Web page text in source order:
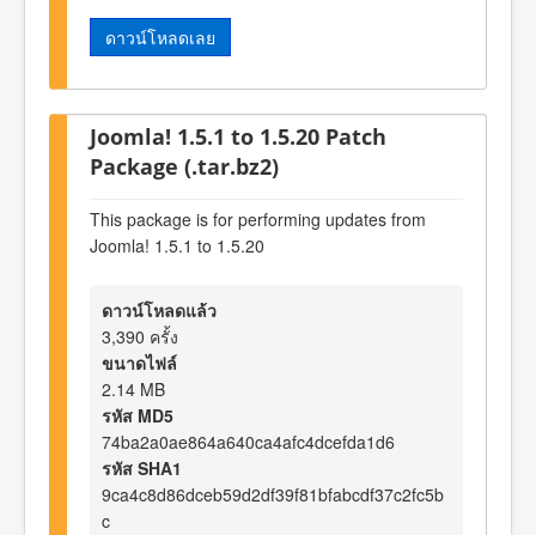
ดาวน์โหลดเลย
Joomla! 1.5.1 to 1.5.20 Patch
Package (.tar.bz2)
This package is for performing updates from
Joomla! 1.5.1 to 1.5.20
ดาวน์โหลดแล้ว
3,390 ครั้ง
ขนาดไฟล์
2.14 MB
รหัส MD5
74ba2a0ae864a640ca4afc4dcefda1d6
รหัส SHA1
9ca4c8d86dceb59d2df39f81bfabcdf37c2fc5b
c